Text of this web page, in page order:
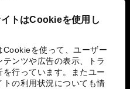
トはCookieを使用し
Cookieを使って、ユーザー
テンツや広告の表示、トラ
を行っています。またユー
トの利用状況についても情